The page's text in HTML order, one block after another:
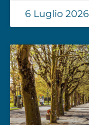
6 Luglio 2026